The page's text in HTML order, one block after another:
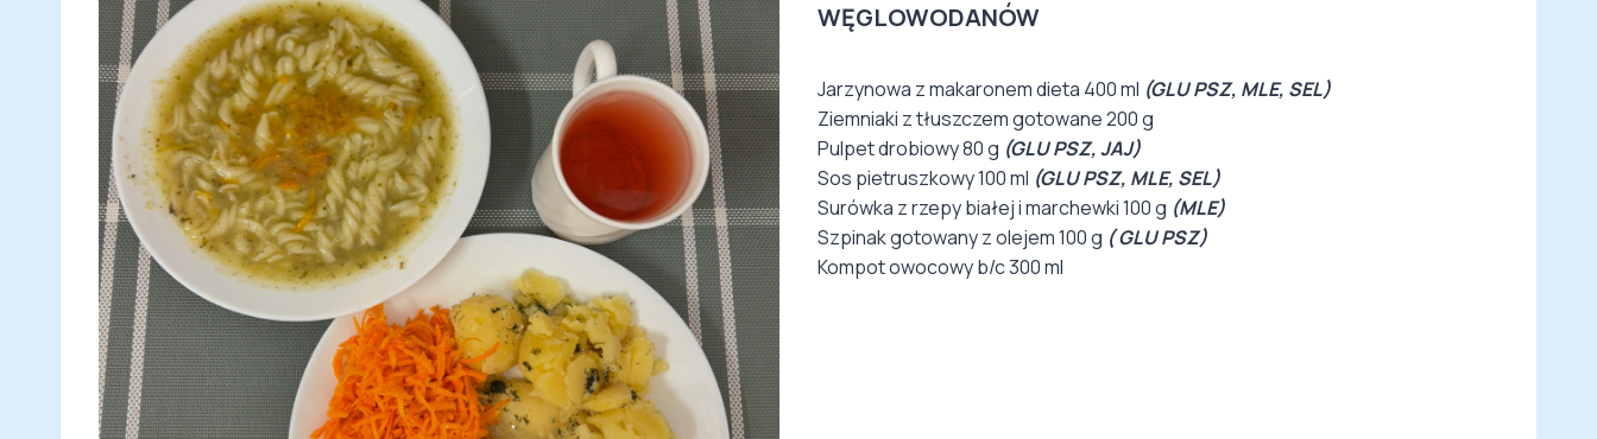
WĘGLOWODANÓW
Jarzynowa z makaronem dieta 400 ml (GLU PSZ, MLE, SEL)
Ziemniaki z tłuszczem gotowane 200 g
Pulpet drobiowy 80 g (GLU PSZ, JAJ)
Sos pietruszkowy 100 ml (GLU PSZ, MLE, SEL)
Surówka z rzepy białej i marchewki 100 g (MLE)
Szpinak gotowany z olejem 100 g ( GLU PSZ)
Kompot owocowy b/c 300 ml